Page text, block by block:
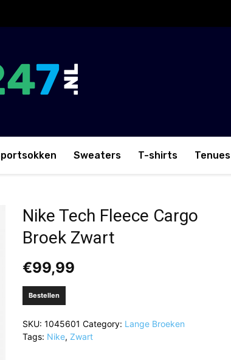
Sweaters T-shirts Tenues
Nike Tech Fleece Cargo
Broek Zwart
€99,99
Bestellen
SKU: 1045601 Category: Lange Broeken
Tags: Nike, Zwart